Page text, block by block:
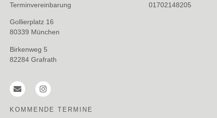
Terminvereinbarung 01702148205
Gollierplatz 16
80339 München
Birkenweg 5
82284 Grafrath
KOMMENDE TERMINE